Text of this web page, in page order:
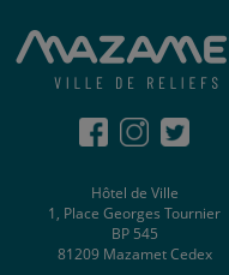
Hôtel de Ville
1, Place Georges Tournier
BP 545
81209 Mazamet Cedex